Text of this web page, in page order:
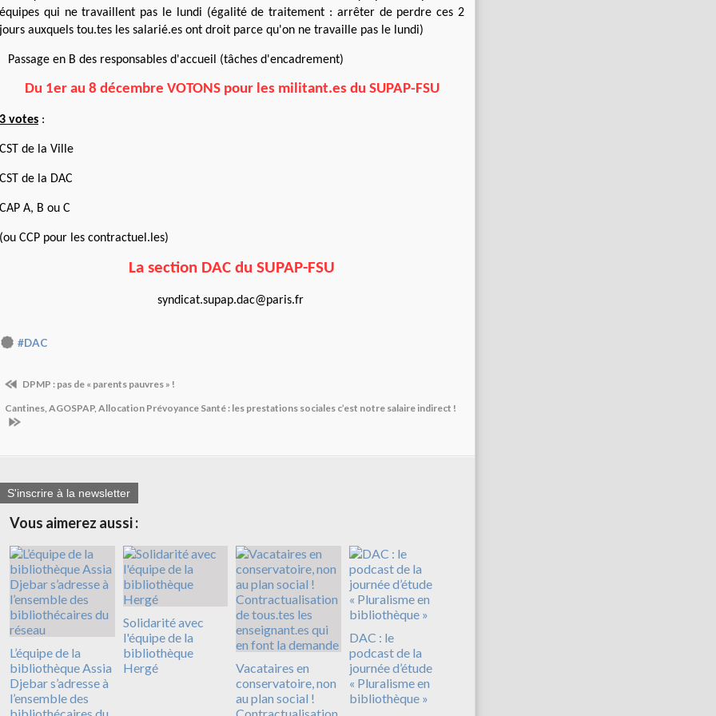
équipes qui ne travaillent pas le lundi (égalité de traitement : arrêter de perdre ces 2
jours auxquels tou.tes les salarié.es ont droit parce qu'on ne travaille pas le lundi)
Passage en B des responsables d'accueil (tâches d'encadrement)
Du 1er au 8 décembre VOTONS pour les militant.es du SUPAP-FSU
3 votes :
CST de la Ville
CST de la DAC
CAP A, B ou C
(ou CCP pour les contractuel.les)
La section DAC du SUPAP-FSU
syndicat.supap.dac@paris.fr
#DAC
DPMP : pas de « parents pauvres » !
Cantines, AGOSPAP, Allocation Prévoyance Santé : les prestations sociales c’est notre salaire indirect !
S'inscrire à la newsletter
Vous aimerez aussi :
L’équipe de la
bibliothèque Assia
Djebar s’adresse à
l’ensemble des
bibliothécaires du
Solidarité avec
l'équipe de la
bibliothèque
Hergé
Vacataires en
conservatoire, non
au plan social !
Contractualisation
DAC : le
podcast de la
journée d’étude
« Pluralisme en
bibliothèque »